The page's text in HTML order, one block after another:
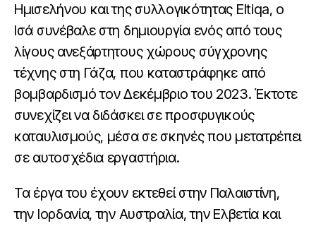
Ημισελήνου και της συλλογικότητας Eltiqa, ο
Ισά συνέβαλε στη δημιουργία ενός από τους
λίγους ανεξάρτητους χώρους σύγχρονης
τέχνης στη Γάζα, που καταστράφηκε από
βομβαρδισμό τον Δεκέμβριο του 2023. Έκτοτε
συνεχίζει να διδάσκει σε προσφυγικούς
καταυλισμούς, μέσα σε σκηνές που μετατρέπει
σε αυτοσχέδια εργαστήρια.
Τα έργα του έχουν εκτεθεί στην Παλαιστίνη,
την Ιορδανία, την Αυστραλία, την Ελβετία και